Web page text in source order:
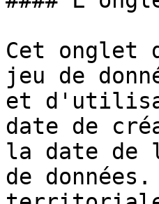
Cet onglet
jeu de
et
date de
la date de
de